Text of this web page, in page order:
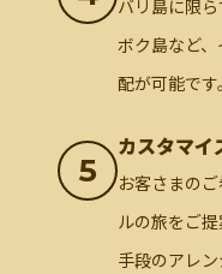
バリ島に限
ボク島など
配が可能です。
5
カスタマイ
お客さまの
ルの旅をご
手段のアレ